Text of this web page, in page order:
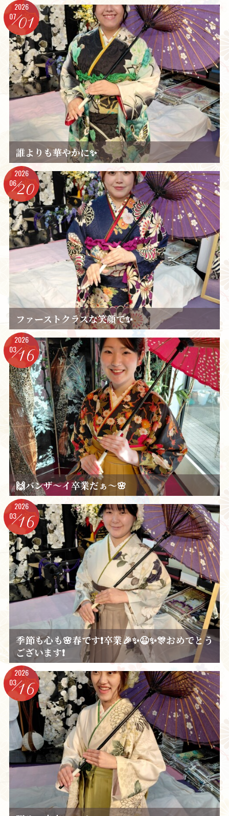
2026
0701
誰よりも華やかに✨️
2026
0620
ファーストクラスな笑顔で✨️
2026
0316
🙌バンザ～イ卒業だぁ～🌸
2026
0316
季節も心も🌸春です❗卒業🎉✨😆✨🎊おめでとう
ございます❗
2026
0316